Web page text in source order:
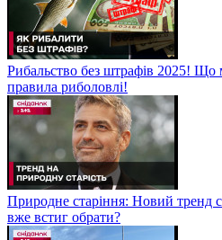
Рибальство без штрафів 2025! Що
правила риболовлі!
Природне старіння: Новий тренд
вже встиг обрати?